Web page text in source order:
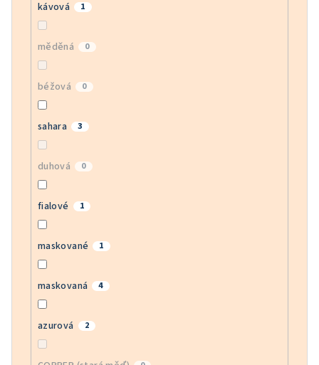
kávová 1
měděná 0
béžová 0
sahara 3
duhová 0
fialové 1
maskované 1
maskovaná 4
azurová 2